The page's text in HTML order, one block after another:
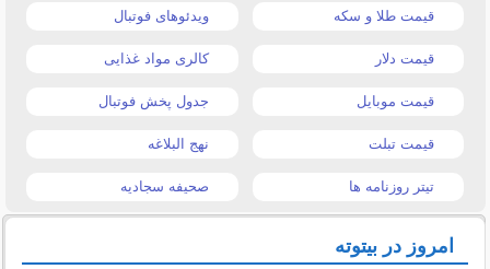
قیمت طلا و سکه ویدئوهای فوتبال
قیمت دلار کالری مواد غذایی
قیمت موبایل جدول پخش فوتبال
قیمت تبلت نهج البلاغه
تیتر روزنامه ها صحیفه سجادیه
امروز در بیتوته